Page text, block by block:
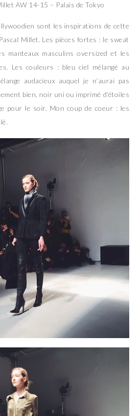
AW 14-15 – Palais de Tokyo
sont les inspirations de cette
Millet. Les pièces fortes : le sweat
manteaux masculins oversized et les
Les couleurs : bleu ciel mélangé au
audacieux auquel je n’aurai pas
bien, noir uni ou imprimé d’étoiles
pour le soir. Mon coup de coeur : les